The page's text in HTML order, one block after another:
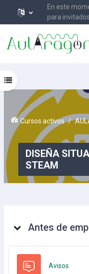
En este
para invitados
Cursos activos
DISEÑA
STEAM
Abrir índice del curso
Antes de
Avisos